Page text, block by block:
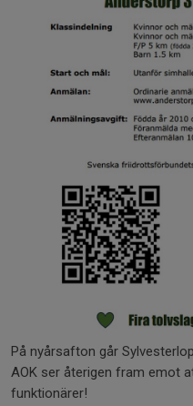
På nyårsafton går
AOK ser återigen fram emot
funktionärer!